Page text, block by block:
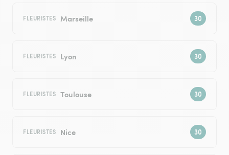
FLEURISTES Marseille
FLEURISTES Lyon
FLEURISTES Toulouse
FLEURISTES Nice